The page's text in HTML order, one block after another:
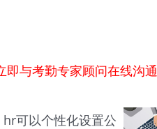
即与考勤专家顾问在线沟通
可以个性化设置公